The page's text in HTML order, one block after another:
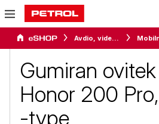
Avdio, video in telefonija
Gumiran
Honor 200
-type